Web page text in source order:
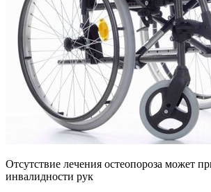
Отсутствие лечения остеопороза может
инвалидности рук